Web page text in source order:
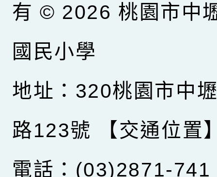
有 © 2026 桃園市中
國民小學
地址：320桃園市中
路123號
【交通位置
電話：(03)2871-741